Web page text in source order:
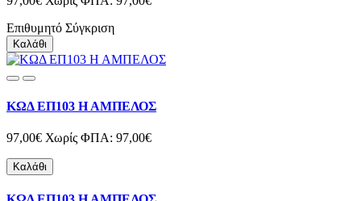
Επιθυμητό Σύγκριση
Καλάθι
ΚΩΔ ΕΠ103 Η ΑΜΠΕΛΟΣ
97,00€ Χωρίς ΦΠΑ: 97,00€
Καλάθι